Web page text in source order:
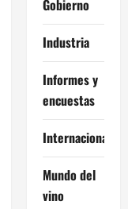
Gobierno
Industria
Informes y
encuestas
Internacional
Mundo del
vino